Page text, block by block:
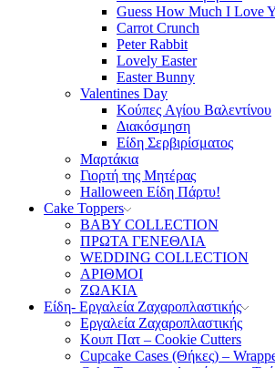
Guess How Much I Love
Carrot Crunch
Peter Rabbit
Lovely Easter
Easter Bunny
Valentines Day
Κούπες Aγίου Βαλεντίνου
Διακόσμηση
Είδη Σερβιρίσματος
Μαρτάκια
Γιορτή της Μητέρας
Halloween Είδη Πάρτυ!
Cake Toppers
BABY COLLECTION
ΠΡΩΤΑ ΓΕΝΕΘΛΙΑ
WEDDING COLLECTION
ΑΡΙΘΜΟΙ
ΖΩΑΚΙΑ
Είδη- Εργαλεία Ζαχαροπλαστικής
Εργαλεία Ζαχαροπλαστικής
Κουπ Πατ – Cookie Cutters
Cupcake Cases (Θήκες) –